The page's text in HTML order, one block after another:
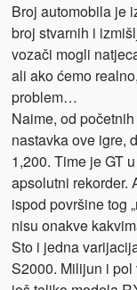
Broj automobila je
broj stvarnih i
vozači mogli
ali ako ćemo
problem…
Naime, od
nastavka ove igre,
1,200. Time je GT
apsolutni rekorder.
ispod površine tog
nisu onakve
Sto i jedna
S2000. Milijun i